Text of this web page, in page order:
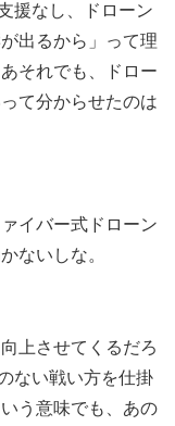
援なし、ドローン
出るから」って理
それでも、ドロー
て分からせたのは
イバー式ドローン
ないしな。
上させてくるだろ
ない戦い方を仕掛
う意味でも、あの